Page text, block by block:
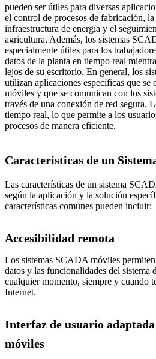
pueden ser útiles para diversas
el control de procesos de fabricación,
infraestructura de energía y el
agricultura. Además, los sistemas
especialmente útiles para los
datos de la planta en tiempo real
lejos de su escritorio. En general, los
utilizan aplicaciones específicas que se
móviles y que se comunican con los
través de una conexión de red segura.
tiempo real, lo que permite a los
procesos de manera eficiente.
Características de un
Las características de un sistema
según la aplicación y la solución
características comunes pueden incluir:
Accesibilidad remota
Los sistemas SCADA móviles
datos y las funcionalidades del sistema
cualquier momento, siempre y cuando
Internet.
Interfaz de usuario
móviles